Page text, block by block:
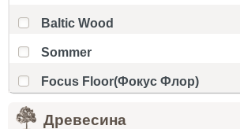
Baltic Wood
Sommer
Focus Floor(Фокус Флор)
Древесина